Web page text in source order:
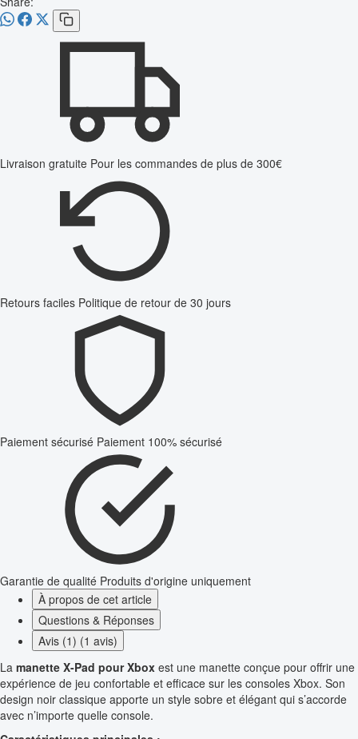
Livraison gratuite Pour les commandes de plus de 300€
Retours faciles Politique de retour de 30 jours
Paiement sécurisé Paiement 100% sécurisé
Garantie de qualité Produits d'origine uniquement
À propos de cet article
Questions & Réponses
Avis (1) (1 avis)
La manette X-Pad pour Xbox est une manette conçue pour offrir une
expérience de jeu confortable et efficace sur les consoles Xbox. Son
design noir classique apporte un style sobre et élégant qui s’accorde
avec n’importe quelle console.